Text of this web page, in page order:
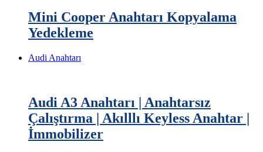
Mini Cooper Anahtarı Kopyalama
Yedekleme
Audi Anahtarı
Audi A3 Anahtarı | Anahtarsız
Çalıştırma | Akılllı Keyless Anahtar |
İmmobilizer